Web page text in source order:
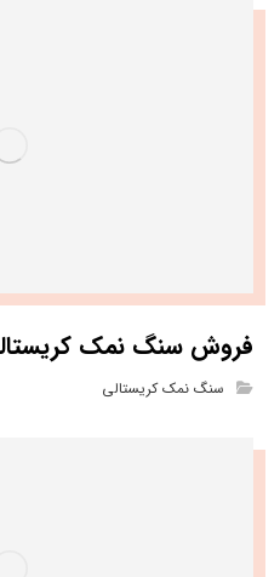
فروش سنگ نمک
سنگ نمک کریستالی